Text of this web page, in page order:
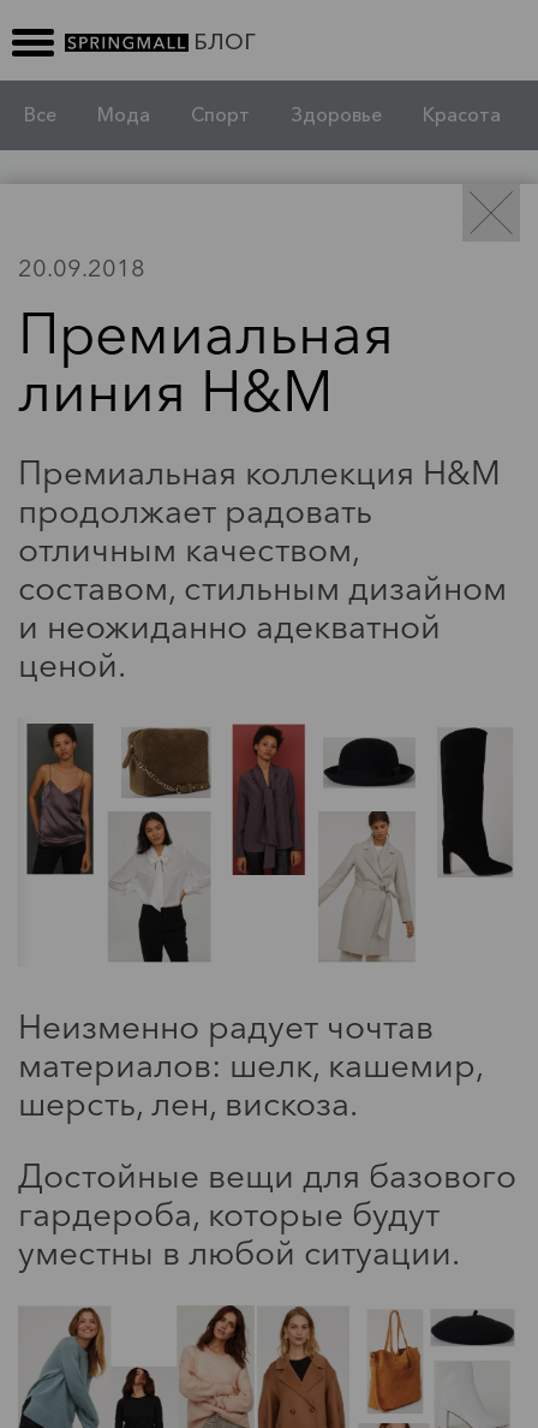
БЛОГ
Все Мода Спорт Здоровье Красота
Какая одежда
типу фигуры
26.02.2019
советы при выборе одежды
будь в курсе
Ткаченко
20.09.2018
Премиальная
линия H&M
Премиальная коллекция H&M
продолжает радовать
отличным качеством,
составом, стильным дизайном
и неожиданно адекватной
ценой.
Неизменно радует чочтав
материалов: шелк, кашемир,
шерсть, лен, вискоза.
Достойные вещи для базового
гардероба, которые будут
уместны в любой ситуации.